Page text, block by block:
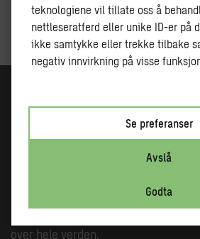
teknologiene vil tillate oss å
nettleseratferd eller unike ID-er på
ikke samtykke eller trekke tilbake
negativ innvirkning på visse
Godta
Avslå
Se preferanser
Ta kontakt for tilbud eller mer
Sweco planlegger fremtidens byer
Resultatet av arbeidet vårt er
infrastruktur og tilgang til strøm og
kundene våre får riktig ekspertise til
prosjekter. Hvert år gjennomfører vi
over hele verden.